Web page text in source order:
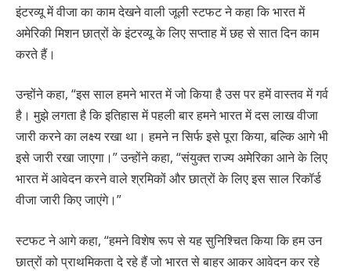
इंटरव्यू में वीजा का काम देखने वाली जूली स्टफट ने कहा कि भारत में
अमेरिकी मिशन छात्रों के इंटरव्यू के लिए सप्ताह में छह से सात दिन काम
करते हैं।
उन्होंने कहा, “इस साल हमने भारत में जो किया है उस पर हमें वास्तव में गर्व
है। मुझे लगता है कि इतिहास में पहली बार हमने भारत में दस लाख वीजा
जारी करने का लक्ष्य रखा था। हमने न सिर्फ इसे पूरा किया, बल्कि आगे भी
इसे जारी रखा जाएगा।” उन्होंने कहा, “संयुक्त राज्य अमेरिका आने के लिए
भारत में आवेदन करने वाले श्रमिकों और छात्रों के लिए इस साल रिकॉर्ड
वीजा जारी किए जाएंगे।”
स्टफट ने आगे कहा, “हमने विशेष रूप से यह सुनिश्चित किया कि हम उन
छात्रों को प्राथमिकता दे रहे हैं जो भारत से बाहर आकर आवेदन कर रहे